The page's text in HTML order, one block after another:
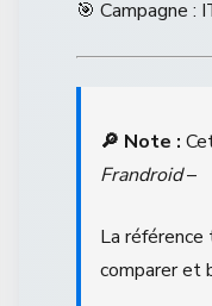
🎯 Campagne :
🔎 Note :
Frandroid–
La référence
comparer et